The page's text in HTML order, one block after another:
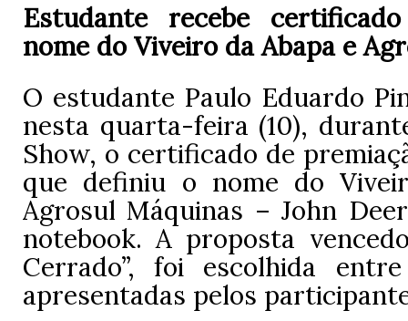
Estudante recebe
nome do Viveiro da Abapa e
O estudante Paulo Eduardo
nesta quarta-feira (10),
Show, o certificado de
que definiu o nome do
Agrosul Máquinas – John
notebook. A proposta
Cerrado”, foi escolhida
apresentadas pelos